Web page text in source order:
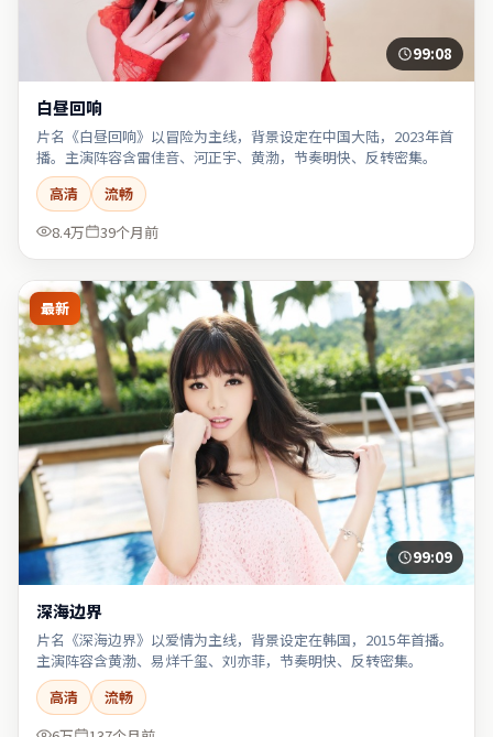
99:08
白昼回响
片名《白昼回响》以冒险为主线，背景设定在中国大陆，2023年首
播。主演阵容含雷佳音、河正宇、黄渤，节奏明快、反转密集。
高清
流畅
8.4万
39个月前
最新
99:09
深海边界
片名《深海边界》以爱情为主线，背景设定在韩国，2015年首播。
主演阵容含黄渤、易烊千玺、刘亦菲，节奏明快、反转密集。
高清
流畅